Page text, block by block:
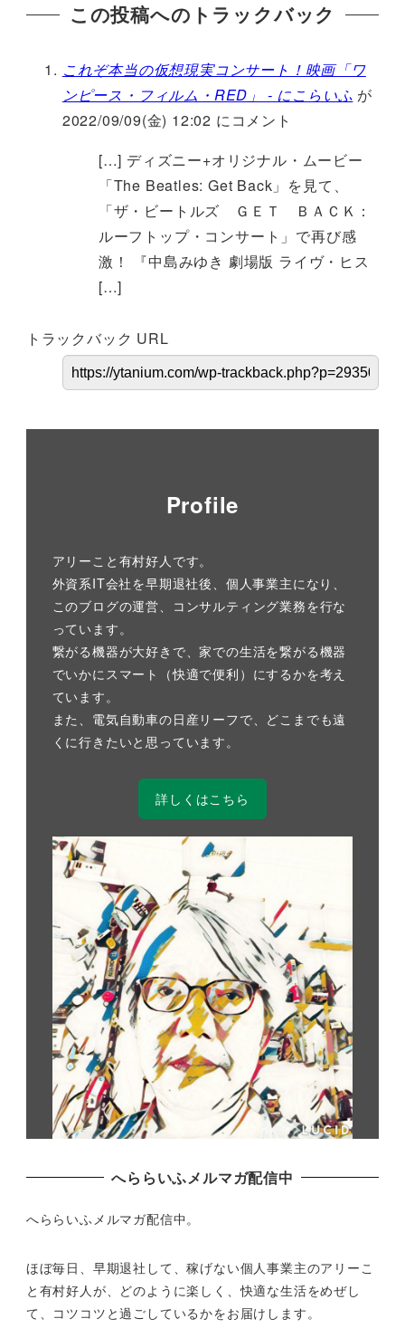
この投稿へのトラックバック
これぞ本当の仮想現実コンサート！映画「ワ
ンピース・フィルム・RED」 - にこらいふ が
2022/09/09(金) 12:02 にコメント
[…] ディズニー+オリジナル・ムービー
「The Beatles: Get Back」を見て、
「ザ・ビートルズ ＧＥＴ ＢＡＣＫ：
ルーフトップ・コンサート」で再び感
激！ 『中島みゆき 劇場版 ライヴ・ヒス
[…]
トラックバック URL
Profile
アリーこと有村好人です。
外資系IT会社を早期退社後、個人事業主になり、
このブログの運営、コンサルティング業務を行な
っています。
繋がる機器が大好きで、家での生活を繋がる機器
でいかにスマート（快適で便利）にするかを考え
ています。
また、電気自動車の日産リーフで、どこまでも遠
くに行きたいと思っています。
詳しくはこちら
へららいふメルマガ配信中
へららいふメルマガ配信中。
ほぼ毎日、早期退社して、稼げない個人事業主のアリーこ
と有村好人が、どのように楽しく、快適な生活をめぜし
て、 コツコツと過ごしているかをお届けします。